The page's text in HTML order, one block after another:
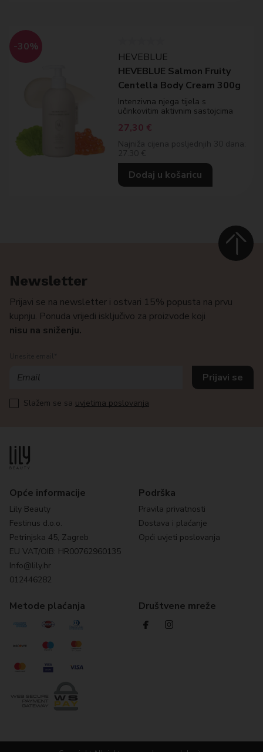
-30%
HEVEBLUE
HEVEBLUE Salmon Fruity
Centella Body Cream 300g
Intenzivna njega tijela s
učinkovitim aktivnim sastojcima
27,30 €
Najniža cijena posljednjih 30 dana:
27.30 €
Dodaj u košaricu
Opće informacije
Lily Beauty
Festinus d.o.o.
Petrinjska 45, Zagreb
EU VAT/OIB: HR00762960135
Info@lily.hr
012446282
Podrška
Pravila privatnosti
Dostava i plaćanje
Opći uvjeti poslovanja
Metode plaćanja Društvene mreže
Newsletter
Prijavi se na newsletter i ostvari 15% popusta na prvu
kupnju. Ponuda vrijedi isključivo za proizvode koji
nisu na sniženju.
Slažem se sa uvjetima poslovanja